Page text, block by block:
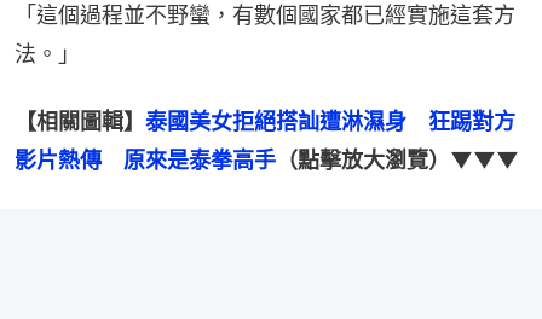
「這個過程並不野蠻，有數個國家都已經實施這套方
法。」
【相關圖輯】 泰國美女拒絕搭訕遭淋濕身　狂踢對方
影片熱傳　原來是泰拳高手 （點擊放大瀏覽）▼▼▼